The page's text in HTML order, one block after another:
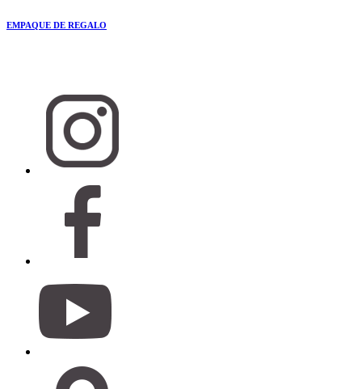
EMPAQUE DE REGALO